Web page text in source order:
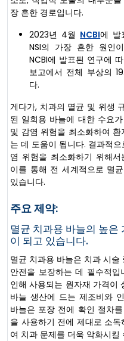
장 흔한 경로입니다.
2023년 4월 NCBI에 발
NSI의 가장 흔한 원인
NCBI에 발표된 연구에
보고에서 전체 부상의
다.
게다가, 치과의 멸균 및 위생
된 일회용 바늘에 대한 수요
및 감염 위험을 최소화하여
는 데 도움이 됩니다. 결과적
염 위험을 최소화하기 위해
이를 통해 전 세계적으로 멸
있습니다.
주요 제약:
멸균 치과용 바늘의 높은
이 되고 있습니다.
멸균 치과용 바늘은 치과 시
안전을 보장하는 데 필수적
인해 사용되는 원자재 가격이
바늘 생산에 드는 제조비와
바늘은 포장 전에 확인 절차
을 사용하기 전에 제대로 소
여 치과 문제를 더욱 악화시킬